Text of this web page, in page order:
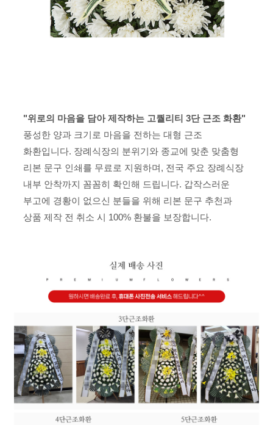
"위로의 마음을 담아 제작하는 고퀄리티 3단 근조 화환"
풍성한 양과 크기로 마음을 전하는 대형 근조
화환입니다. 장례식장의 분위기와 종교에 맞춘 맞춤형
리본 문구 인쇄를 무료로 지원하며, 전국 주요 장례식장
내부 안착까지 꼼꼼히 확인해 드립니다. 갑작스러운
부고에 경황이 없으신 분들을 위해 리본 문구 추천과
상품 제작 전 취소 시 100% 환불을 보장합니다.